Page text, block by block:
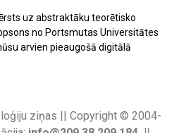
uz abstraktāku teorētisko
no Portsmutas Universitātes
arvien pieaugošā digitālā
ziņas || Copyright © 2004-